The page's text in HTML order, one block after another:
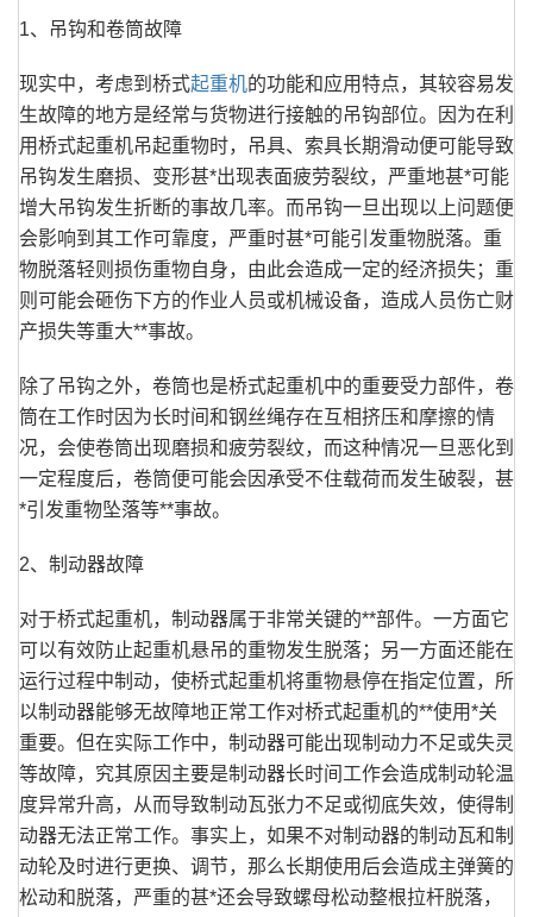
1、吊钩和卷筒故障
现实中，考虑到桥式起重机的功能和应用特点，其较容易发
生故障的地方是经常与货物进行接触的吊钩部位。因为在利
用桥式起重机吊起重物时，吊具、索具长期滑动便可能导致
吊钩发生磨损、变形甚*出现表面疲劳裂纹，严重地甚*可能
增大吊钩发生折断的事故几率。而吊钩一旦出现以上问题便
会影响到其工作可靠度，严重时甚*可能引发重物脱落。重
物脱落轻则损伤重物自身，由此会造成一定的经济损失；重
则可能会砸伤下方的作业人员或机械设备，造成人员伤亡财
产损失等重大**事故。
除了吊钩之外，卷筒也是桥式起重机中的重要受力部件，卷
筒在工作时因为长时间和钢丝绳存在互相挤压和摩擦的情
况，会使卷筒出现磨损和疲劳裂纹，而这种情况一旦恶化到
一定程度后，卷筒便可能会因承受不住载荷而发生破裂，甚
*引发重物坠落等**事故。
2、制动器故障
对于桥式起重机，制动器属于非常关键的**部件。一方面它
可以有效防止起重机悬吊的重物发生脱落；另一方面还能在
运行过程中制动，使桥式起重机将重物悬停在指定位置，所
以制动器能够无故障地正常工作对桥式起重机的**使用*关
重要。但在实际工作中，制动器可能出现制动力不足或失灵
等故障，究其原因主要是制动器长时间工作会造成制动轮温
度异常升高，从而导致制动瓦张力不足或彻底失效，使得制
动器无法正常工作。事实上，如果不对制动器的制动瓦和制
动轮及时进行更换、调节，那么长期使用后会造成主弹簧的
松动和脱落，严重的甚*还会导致螺母松动整根拉杆脱落，